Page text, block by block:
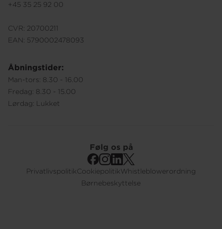
+45 35 25 92 00
CVR: 20700211
EAN: 5790002478093
Åbningstider:
Man-tors: 8.30 - 16.00
Fredag: 8.30 - 15.00
Lørdag: Lukket
PrivatlivspolitikCookiepolitikWhistleblowerordning
Børnebeskyttelse
Følg os på